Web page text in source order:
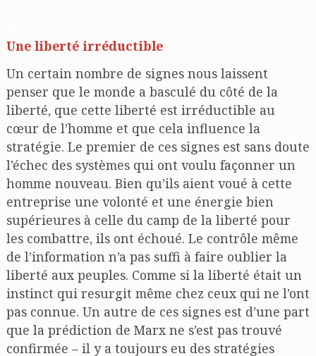
Une liberté irréductible
Un certain nombre de signes nous laissent
penser que le monde a basculé du côté de la
liberté, que cette liberté est irréductible au
cœur de l’homme et que cela influence la
stratégie. Le premier de ces signes est sans doute
l’échec des systèmes qui ont voulu façonner un
homme nouveau. Bien qu’ils aient voué à cette
entreprise une volonté et une énergie bien
supérieures à celle du camp de la liberté pour
les combattre, ils ont échoué. Le contrôle même
de l’information n’a pas suffi à faire oublier la
liberté aux peuples. Comme si la liberté était un
instinct qui resurgit même chez ceux qui ne l’ont
pas connue. Un autre de ces signes est d’une part
que la prédiction de Marx ne s’est pas trouvé
confirmée – il y a toujours eu des stratégies